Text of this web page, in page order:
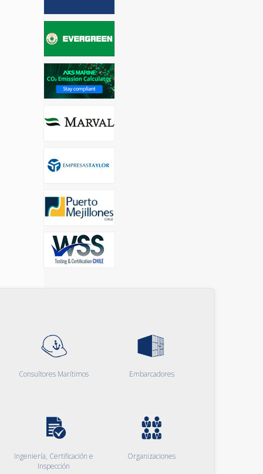
Consultores Marítimos Embarcadores
Ingeniería, Certificación e
Inspección
Organizaciones